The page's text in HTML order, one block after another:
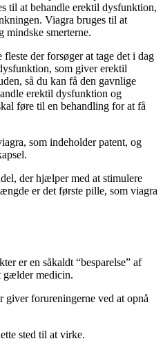
til at behandle erektil dysfunktion,
Viagra bruges til at
smerterne.
der forsøger at tage det i dag
som giver erektil
så du kan få den gavnlige
erektil dysfunktion og
føre til en behandling for at få
som indeholder patent, og
der hjælper med at stimulere
er det første pille, som viagra
er en såkaldt “besparelse” af
gælder medicin.
giver forureningerne ved at opnå
sted til at virke.